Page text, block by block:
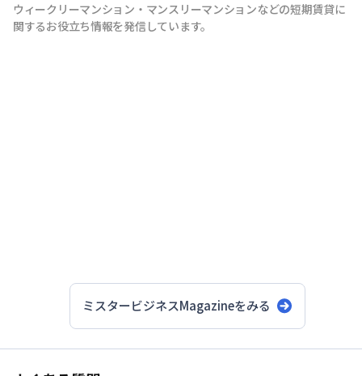
ウィークリーマンション・マンスリーマンションなどの短期賃貸に
関するお役立ち情報を発信しています。
ミスタービジネスMagazineをみる